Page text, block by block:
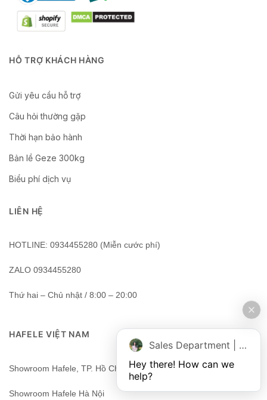
HỖ TRỢ KHÁCH HÀNG
Gửi yêu cầu hỗ trợ
Câu hỏi thường gặp
Thời hạn bảo hành
Bản lề Geze 300kg
Biểu phí dịch vụ
LIÊN HỆ
HOTLINE: 0934455280 (Miễn cước phí)
ZALO 0934455280
Thứ hai – Chủ nhật / 8:00 – 20:00
HAFELE VIỆT NAM
Showroom Hafele, TP. Hồ Chí Minh, Việt Nam
Showroom Hafele Hà Nội
Sales Department | Chat online
Hey there! How can we
help?